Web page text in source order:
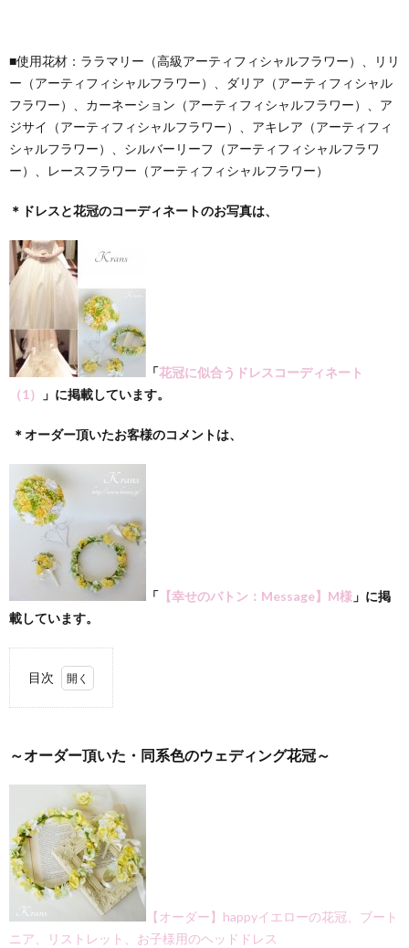
■使用花材：ララマリー（高級アーティフィシャルフラワー）、リリ
ー（アーティフィシャルフラワー）、ダリア（アーティフィシャル
フラワー）、カーネーション（アーティフィシャルフラワー）、ア
ジサイ（アーティフィシャルフラワー）、アキレア（アーティフィ
シャルフラワー）、シルバーリーフ（アーティフィシャルフラワ
ー）、レースフラワー（アーティフィシャルフラワー）
＊ドレスと花冠のコーディネートのお写真は、
「花冠に似合うドレスコーディネート
（1）
」に掲載しています。
＊オーダー頂いたお客様のコメントは、
「 【幸せのバトン：Message】M様 」に掲
載しています。
目次
1.
～オ
い
た・
同系
色の
ウェ
ディ
花冠
～
～オーダー頂いた・同系色のウェディング花冠～
【オーダー】happyイエローの花冠、ブート
ニア、リストレット、お子様用のヘッドドレス